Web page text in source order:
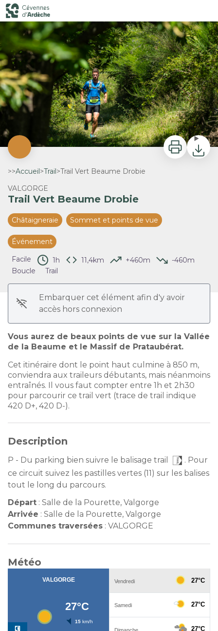
Trail Vert Beaume Drobie
Voir l'image en plein écran
Imprimer
>>Accueil>Trail>Trail Vert Beaume Drobie
VALGORGE
Trail Vert Beaume Drobie
Châtaigneraie Sommet et points de vue
Événement
Facile
1h 11,4km +460m
-460m
Boucle
Trail
Embarquer cet élément afin d'y avoir
accès hors connexion
Vous aurez de beaux points de vue sur la Vallée
de la Beaume et le Massif de Prataubérat.
Cet itinéraire dont le point haut culmine à 850 m,
conviendra aux traileurs débutants, mais néanmoins
entraînés. Il vous faut compter entre 1h et 2h30
pour parcourir ce trail vert (trace de trail indique
420 D+, 420 D-).
Description
P - Du parking bien suivre le balisage trail
. Pour
ce circuit suivez les pastilles vertes (11) sur les balises
tout le long du parcours.
Départ : Salle de la Pourette, Valgorge
Arrivée : Salle de la Pourette, Valgorge
Communes traversées : VALGORGE
Météo